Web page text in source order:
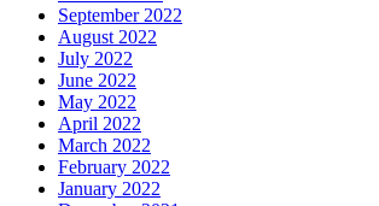
September 2022
August 2022
July 2022
June 2022
May 2022
April 2022
March 2022
February 2022
January 2022